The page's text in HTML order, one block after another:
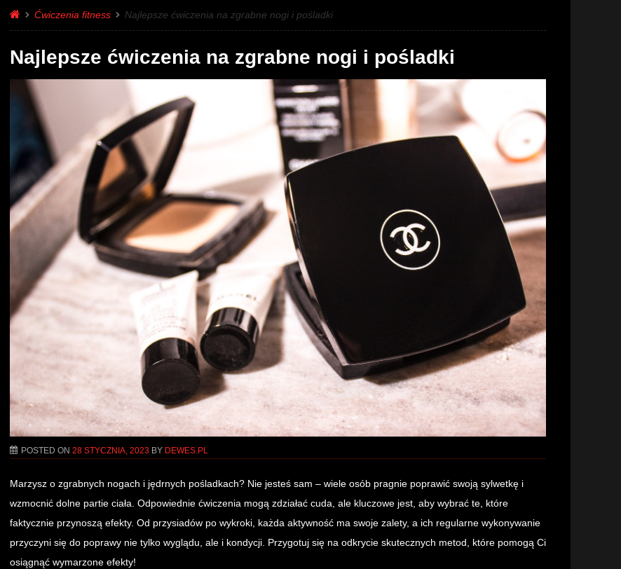
Ćwiczenia fitness Najlepsze ćwiczenia na zgrabne nogi i pośladki
Najlepsze ćwiczenia na zgrabne nogi i pośladki
POSTED ON 28 STYCZNIA, 2023 BY DEWES.PL
Marzysz o zgrabnych nogach i jędrnych pośladkach? Nie jesteś sam – wiele osób pragnie poprawić swoją sylwetkę i
wzmocnić dolne partie ciała. Odpowiednie ćwiczenia mogą zdziałać cuda, ale kluczowe jest, aby wybrać te, które
faktycznie przynoszą efekty. Od przysiadów po wykroki, każda aktywność ma swoje zalety, a ich regularne wykonywanie
przyczyni się do poprawy nie tylko wyglądu, ale i kondycji. Przygotuj się na odkrycie skutecznych metod, które pomogą Ci
osiągnąć wymarzone efekty!